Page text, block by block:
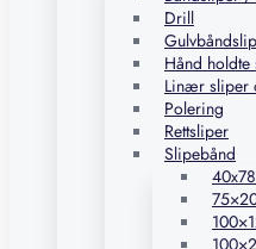
Drill
Hånd
Linær sliper
Polering
Rettsliper
Slipebånd